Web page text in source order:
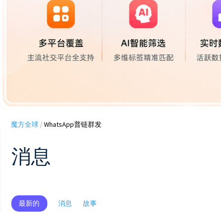
魔方全球/WhatsApp普链群发
消息
最新的 消息 故事